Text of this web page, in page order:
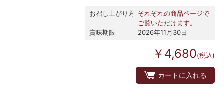
お召し上がり方 それぞれの商品ページで
ご覧いただけます。
賞味期限
2026年11月30日
￥4,680(税込)
カートに入れる